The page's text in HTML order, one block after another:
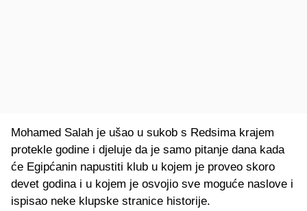
Mohamed Salah je ušao u sukob s Redsima krajem
protekle godine i djeluje da je samo pitanje dana kada
će Egipćanin napustiti klub u kojem je proveo skoro
devet godina i u kojem je osvojio sve moguće naslove i
ispisao neke klupske stranice historije.